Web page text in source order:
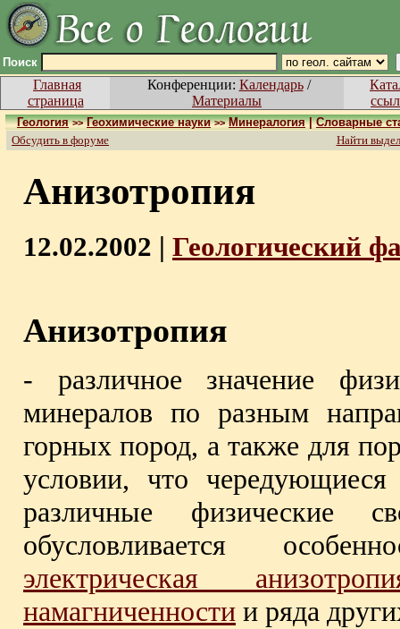
Поиск
Главная
страница
Конференции: Календарь/
Материалы
Геология >> Геохимические науки >> Минералогия|Словарные
Обсудить в форуме
Найти
Анизотропия
12.02.2002 | Геологический
Анизотропия
- различное значение
минералов по разным
горных пород, а также для
условии, что
различные физические
обусловливается
электрическая
намагниченности и ряда